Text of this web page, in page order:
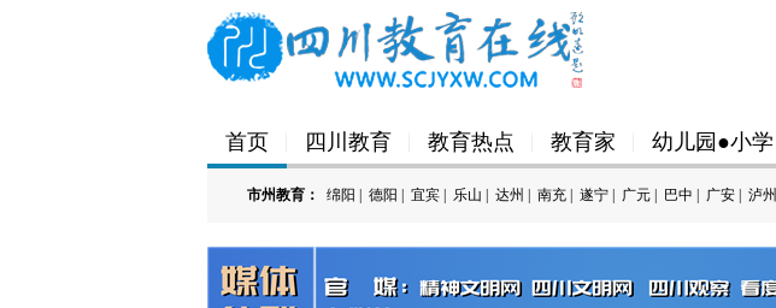
首页 四川教育 教育热点 教育家 幼儿园●小学
市州教育： 绵阳 德阳 宜宾 乐山 达州 南充 遂宁 广元 巴中 广安 泸州